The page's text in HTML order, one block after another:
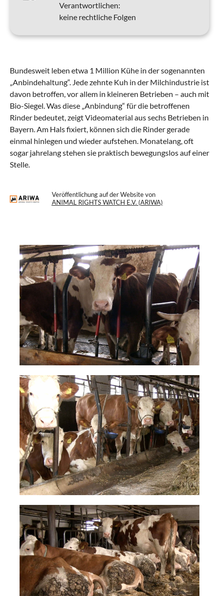
Verantwortlichen:
keine rechtliche Folgen
Bundesweit leben etwa 1 Million Kühe in der sogenannten
„Anbindehaltung“. Jede zehnte Kuh in der Milchindustrie ist
davon betroffen, vor allem in kleineren Betrieben – auch mit
Bio-Siegel. Was diese „Anbindung“ für die betroffenen
Rinder bedeutet, zeigt Videomaterial aus sechs Betrieben in
Bayern. Am Hals fixiert, können sich die Rinder gerade
einmal hinlegen und wieder aufstehen. Monatelang, oft
sogar jahrelang stehen sie praktisch bewegungslos auf einer
Stelle.
Veröffentlichung auf der Website von
ANIMAL RIGHTS WATCH E.V. (ARIWA)